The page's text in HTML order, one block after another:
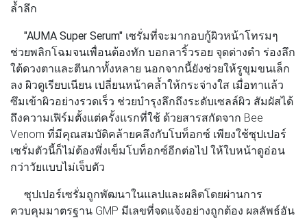
ล้ำลึก
"AUMA Super Serum" เซรั่มที่จะมากอบกู้ผิวหน้าโทรมๆ
ช่วยพลิกโฉมจนเพื่อนต้องทัก บอกลาริ้วรอย จุดด่างดำ ร่องลึก
ใต้ดวงตาและตีนกาทั้งหลาย นอกจากนี้ยังช่วยให้รูขุมขนเล็ก
ลง ผิวดูเรียบเนียน เปลี่ยนหน้าคล้ำให้กระจ่างใส เมื่อทาแล้ว
ซึมเข้าผิวอย่างรวดเร็ว ช่วยบำรุงลึกถึงระดับเซลล์ผิว สัมผัสได้
ถึงความเฟิร์มตั้งแต่ครั้งแรกที่ใช้ ด้วยสารสกัดจาก Bee
Venom ที่มีคุณสมบัติคล้ายคลึงกับโบท็อกซ์ เพียงใช้ซุปเปอร์
เซรั่มตัวนี้ก็ไม่ต้องพึ่งเข็มโบท็อกซ์อีกต่อไป ให้ใบหน้าดูอ่อน
กว่าวัยแบบไม่เจ็บตัว
ซุปเปอร์เซรั่มถูกพัฒนาในแลปและผลิตโดยผ่านการ
ควบคุมมาตรฐาน GMP มีเลขที่จดแจ้งอย่างถูกต้อง ผลลัพธ์อัน